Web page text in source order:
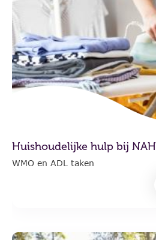
Huishoudelijke hulp bij NAH
WMO en ADL taken